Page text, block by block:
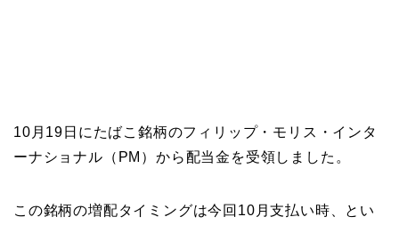
10月19日にたばこ銘柄のフィリップ・モリス・インタ
ーナショナル（PM）から配当金を受領しました。
この銘柄の増配タイミングは今回10月支払い時、とい